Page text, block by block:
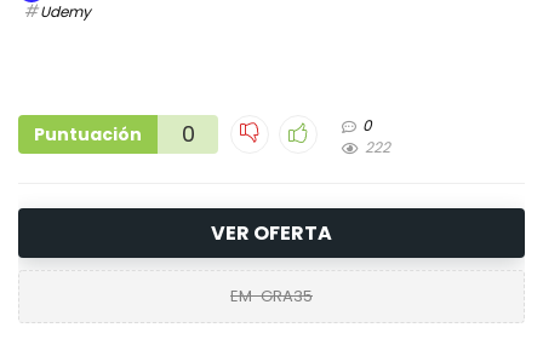
Udemy
Puntuación 0
0
222
VER OFERTA
EM-GRA35